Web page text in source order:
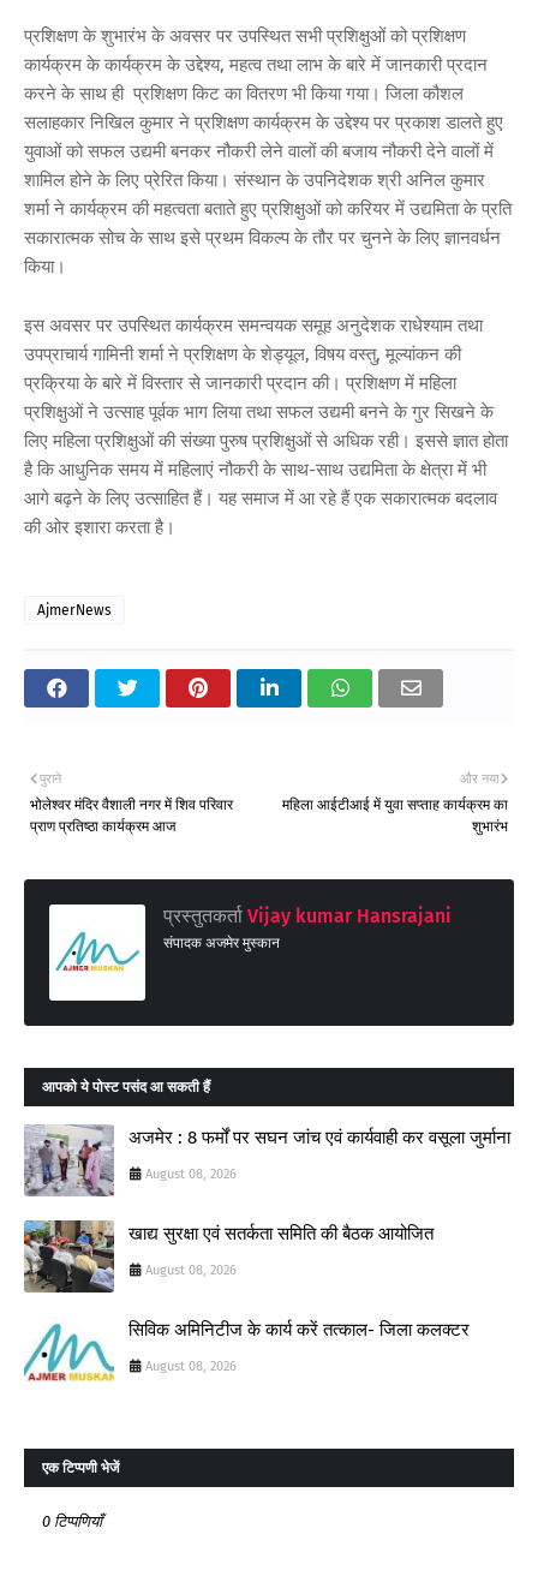
प्रशिक्षण के शुभारंभ के अवसर पर उपस्थित सभी प्रशिक्षुओं को प्रशिक्षण
कार्यक्रम के कार्यक्रम के उद्देश्य, महत्व तथा लाभ के बारे में जानकारी प्रदान
करने के साथ ही प्रशिक्षण किट का वितरण भी किया गया। जिला कौशल
सलाहकार निखिल कुमार ने प्रशिक्षण कार्यक्रम के उद्देश्य पर प्रकाश डालते हुए
युवाओं को सफल उद्यमी बनकर नौकरी लेने वालों की बजाय नौकरी देने वालों में
शामिल होने के लिए प्रेरित किया। संस्थान के उपनिदेशक श्री अनिल कुमार
शर्मा ने कार्यक्रम की महत्वता बताते हुए प्रशिक्षुओं को करियर में उद्यमिता के प्रति
सकारात्मक सोच के साथ इसे प्रथम विकल्प के तौर पर चुनने के लिए ज्ञानवर्धन
किया।
इस अवसर पर उपस्थित कार्यक्रम समन्वयक समूह अनुदेशक राधेश्याम तथा
उपप्राचार्य गामिनी शर्मा ने प्रशिक्षण के शेड्यूल, विषय वस्तु, मूल्यांकन की
प्रक्रिया के बारे में विस्तार से जानकारी प्रदान की। प्रशिक्षण में महिला
प्रशिक्षुओं ने उत्साह पूर्वक भाग लिया तथा सफल उद्यमी बनने के गुर सिखने के
लिए महिला प्रशिक्षुओं की संख्या पुरुष प्रशिक्षुओं से अधिक रही। इससे ज्ञात होता
है कि आधुनिक समय में महिलाएं नौकरी के साथ-साथ उद्यमिता के क्षेत्रा में भी
आगे बढ़ने के लिए उत्साहित हैं। यह समाज में आ रहे हैं एक सकारात्मक बदलाव
की ओर इशारा करता है।
AjmerNews
और नया
महिला आईटीआई में युवा सप्ताह कार्यक्रम का
शुभारंभ
पुराने
भोलेश्वर मंदिर वैशाली नगर में शिव परिवार
प्राण प्रतिष्ठा कार्यक्रम आज
प्रस्तुतकर्ता Vijay kumar Hansrajani
संपादक अजमेर मुस्कान
आपको ये पोस्ट पसंद आ सकती हैं
अजमेर : 8 फर्मों पर सघन जांच एवं कार्यवाही कर वसूला जुर्माना
August 08, 2026
खाद्य सुरक्षा एवं सतर्कता समिति की बैठक आयोजित
August 08, 2026
सिविक अमिनिटीज के कार्य करें तत्काल- जिला कलक्टर
August 08, 2026
एक टिप्पणी भेजें
0 टिप्पणियाँ